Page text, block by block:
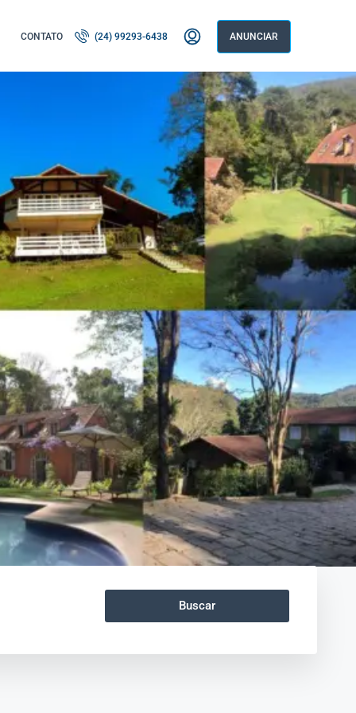
CONTATO (24) 99293-6438 ANUNCIAR
Buscar